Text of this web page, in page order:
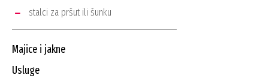
stalci za pršut ili šunku
majice i jakne
usluge